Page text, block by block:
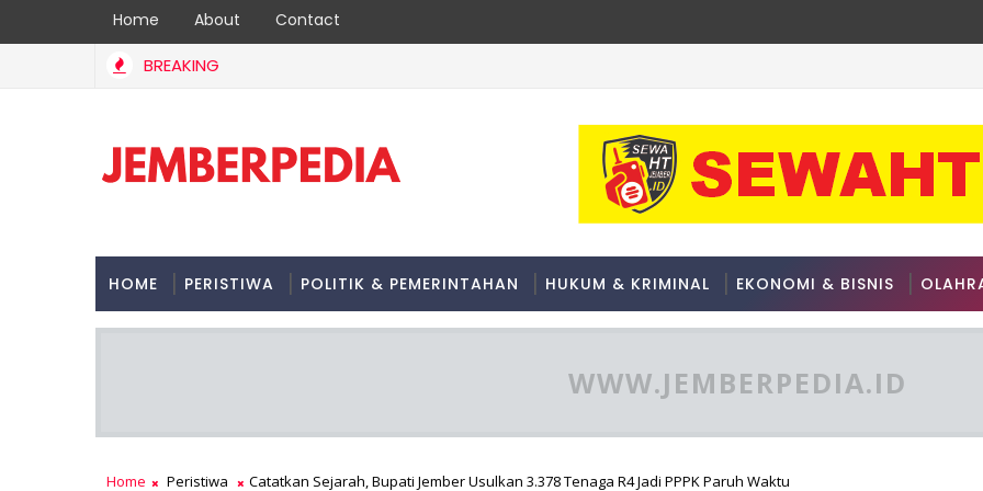
Home About Contact
BREAKING
HOME PERISTIWA POLITIK & PEMERINTAHAN HUKUM & KRIMINAL EKONOMI & BISNIS
WWW.JEMBERPEDIA.ID
Home Peristiwa Catatkan Sejarah, Bupati Jember Usulkan 3.378 Tenaga R4 Jadi PPPK Paruh Waktu